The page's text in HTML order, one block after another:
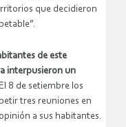
que decidieron
de este
interpusieron un
El 8 de setiembre los
tres reuniones en
a sus habitantes.